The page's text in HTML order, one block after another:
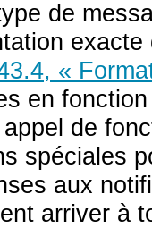
de
«
en
de
spéciales
aux
arriver à